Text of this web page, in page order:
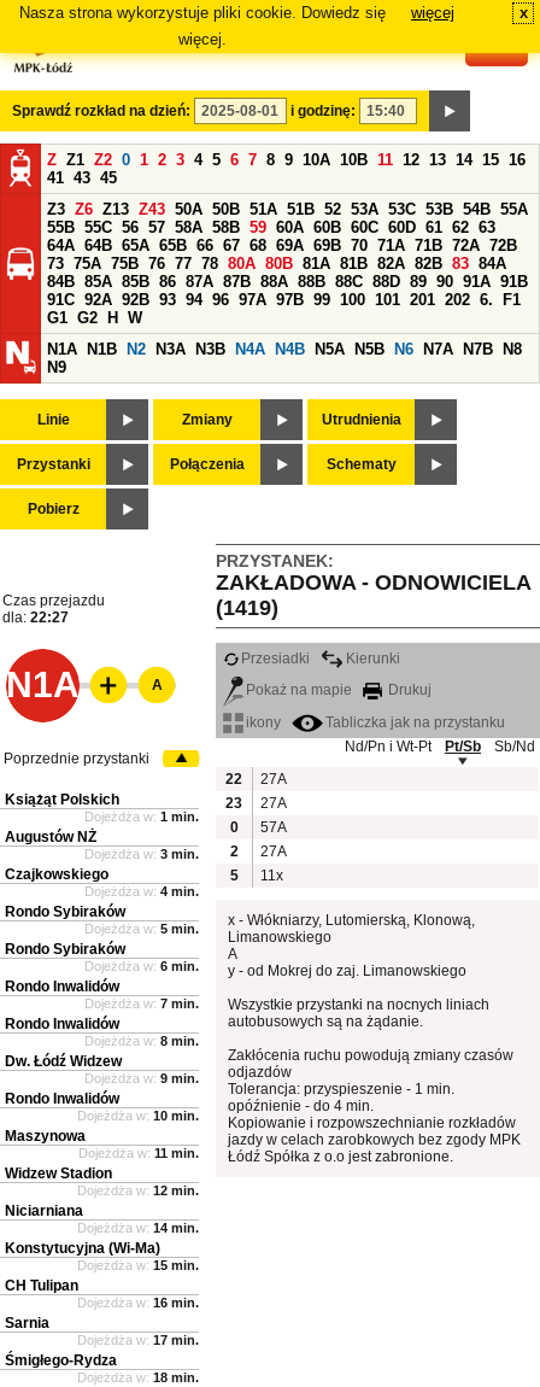
Nasza strona wykorzystuje pliki cookie. Dowiedz się
więcej.
więcej x
Sprawdź rozkład na dzień: i godzinę:
Z Z1 Z2 0 1 2 3 4 5 6 7 8 9 10A 10B 11 12 13 14 15 16
41 43 45
Z3 Z6 Z13 Z43 50A 50B 51A 51B 52 53A 53C 53B 54B 55A
55B 55C 56 57 58A 58B 59 60A 60B 60C 60D 61 62 63
64A 64B 65A 65B 66 67 68 69A 69B 70 71A 71B 72A 72B
73 75A 75B 76 77 78 80A 80B 81A 81B 82A 82B 83 84A
84B 85A 85B 86 87A 87B 88A 88B 88C 88D 89 90 91A 91B
91C 92A 92B 93 94 96 97A 97B 99 100 101 201 202 6.
F1
G1 G2 H
W
N1A
N1B N2 N3A N3B N4A N4B N5A N5B N6 N7A N7B
N8
N9
Linie Zmiany Utrudnienia
Przystanki Połączenia Schematy
Pobierz
PRZYSTANEK:
ZAKŁADOWA - ODNOWICIELA
(1419)
Czas przejazdu
dla: 22:27
N1A
Przesiadki
Kierunki
Pokaż na mapie
Drukuj
ikony
Tabliczka jak na przystanku
Nd/Pn i Wt-Pt
Pt/Sb
Sb/Nd
22
27A
23
27A
0
57A
2
27A
5
11x
x - Włókniarzy, Lutomierską, Klonową,
Limanowskiego
A
y - od Mokrej do zaj. Limanowskiego
Wszystkie przystanki na nocnych liniach
autobusowych są na żądanie.
Zakłócenia ruchu powodują zmiany czasów
odjazdów
Tolerancja: przyspieszenie - 1 min.
opóźnienie - do 4 min.
Kopiowanie i rozpowszechnianie rozkładów
jazdy w celach zarobkowych bez zgody MPK
Łódź Spółka z o.o jest zabronione.
A
Poprzednie przystanki
Książąt Polskich
Dojeżdża w: 1 min.
Augustów NŻ
Dojeżdża w: 3 min.
Czajkowskiego
Dojeżdża w: 4 min.
Rondo Sybiraków
Dojeżdża w: 5 min.
Rondo Sybiraków
Dojeżdża w: 6 min.
Rondo Inwalidów
Dojeżdża w: 7 min.
Rondo Inwalidów
Dojeżdża w: 8 min.
Dw. Łódź Widzew
Dojeżdża w: 9 min.
Rondo Inwalidów
Dojeżdża w: 10 min.
Maszynowa
Dojeżdża w: 11 min.
Widzew Stadion
Dojeżdża w: 12 min.
Niciarniana
Dojeżdża w: 14 min.
Konstytucyjna (Wi-Ma)
Dojeżdża w: 15 min.
CH Tulipan
Dojeżdża w: 16 min.
Sarnia
Dojeżdża w: 17 min.
Śmigłego-Rydza
Dojeżdża w: 18 min.